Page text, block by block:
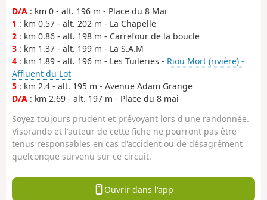
D/A : km 0 - alt. 196 m - Place du 8 Mai
1 : km 0.57 - alt. 202 m - La Chapelle
2 : km 0.86 - alt. 198 m - Carrefour de la boucle
3 : km 1.37 - alt. 199 m - La S.A.M
4 : km 1.89 - alt. 196 m - Les Tuileries - Riou Mort (rivière) -
Affluent du Lot
5 : km 2.4 - alt. 195 m - Avenue Adam Grange
D/A : km 2.69 - alt. 197 m - Place du 8 mai
Soyez toujours prudent et prévoyant lors d'une randonnée.
Visorando et l'auteur de cette fiche ne pourront pas être
tenus responsables en cas d'accident ou de désagrément
quelconque survenu sur ce circuit.
Ouvrir dans l'app